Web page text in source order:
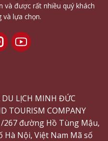
và được rất nhiều quý khách
lựa chọn.
LỊCH MINH ĐỨC
TOURISM COMPANY
267 đường Hồ Tùng Mậu,
Nội, Việt Nam Mã số